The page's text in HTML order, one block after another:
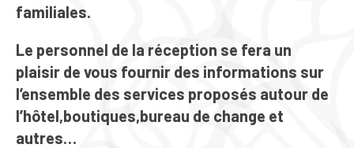
familiales.
Le personnel de la réception se fera un
plaisir de vous fournir des informations sur
l’ensemble des services proposés autour de
l’hôtel,boutiques,bureau de change et
autres…